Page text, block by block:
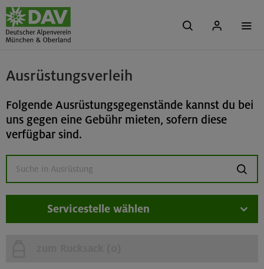
Ausrüstungsverleih
Folgende Ausrüstungsgegenstände kannst du bei
uns gegen eine Gebühr mieten, sofern diese
verfügbar sind.
suchen
Servicestelle wählen